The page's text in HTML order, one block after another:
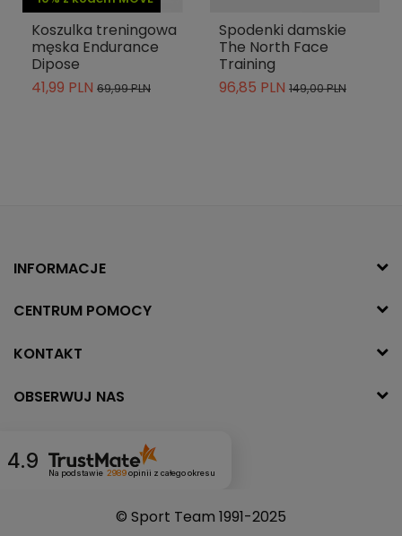
Koszulka treningowa
męska Endurance
Dipose
41,99 PLN 69,99 PLN
Spodenki damskie
The North Face
Training
96,85 PLN 149,00 PLN
INFORMACJE
CENTRUM POMOCY
KONTAKT
OBSERWUJ NAS
4.9 Na podstawie 2989opinii z całego okresu
© Sport Team 1991-2025